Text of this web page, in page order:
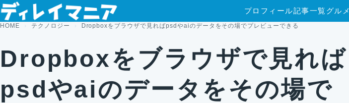
コンテンツへスキップ プロフィール記事一覧グルメ
HOME テクノロジー Dropboxをブラウザで見ればpsdやaiのデータをその場でプレビューできる
Dropboxをブラウザで見れば
psdやaiのデータをその場で